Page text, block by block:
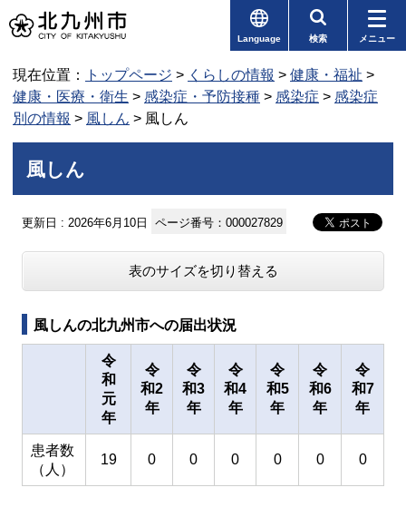
Language 検索 メニュー
現在位置： トップページ > くらしの情報 > 健康・福祉 >
健康・医療・衛生 > 感染症・予防接種 > 感染症 > 感染症
別の情報 > 風しん > 風しん
風しん
更新日 : 2026年6月10日 ページ番号：000027829
表のサイズを切り替える
風しんの北九州市への届出状況
令
和
元
年
令
和2
年
令
和3
年
令
和4
年
令
和5
年
令
和6
年
令
和7
年
患者数
（人）
19 0 0 0 0 0 0